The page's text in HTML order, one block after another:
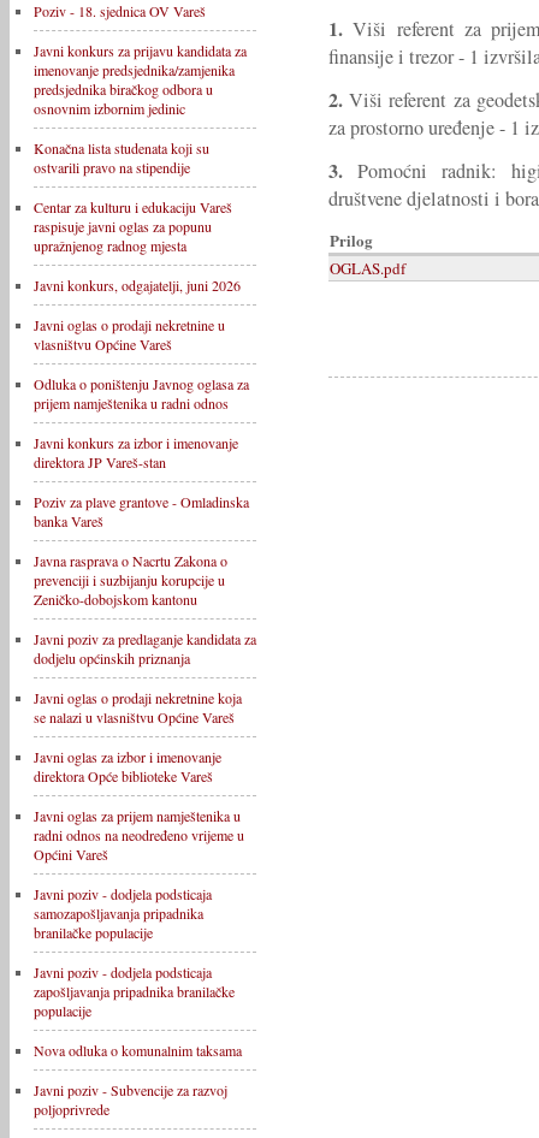
Poziv - 18. sjednica OV Vareš
Javni konkurs za prijavu kandidata za
imenovanje predsjednika/zamjenika
predsjednika biračkog odbora u
osnovnim izbornim jedinic
Konačna lista studenata koji su
ostvarili pravo na stipendije
Centar za kulturu i edukaciju Vareš
raspisuje javni oglas za popunu
upražnjenog radnog mjesta
Javni konkurs, odgajatelji, juni 2026
Javni oglas o prodaji nekretnine u
vlasništvu Općine Vareš
Odluka o poništenju Javnog oglasa za
prijem namještenika u radni odnos
Javni konkurs za izbor i imenovanje
direktora JP Vareš-stan
Poziv za plave grantove - Omladinska
banka Vareš
Javna rasprava o Nacrtu Zakona o
prevenciji i suzbijanju korupcije u
Zeničko-dobojskom kantonu
Javni poziv za predlaganje kandidata za
dodjelu općinskih priznanja
Javni oglas o prodaji nekretnine koja
se nalazi u vlasništvu Općine Vareš
Javni oglas za izbor i imenovanje
direktora Opće biblioteke Vareš
Javni oglas za prijem namještenika u
radni odnos na neodređeno vrijeme u
Općini Vareš
Javni poziv - dodjela podsticaja
samozapošljavanja pripadnika
branilačke populacije
Javni poziv - dodjela podsticaja
zapošljavanja pripadnika branilačke
populacije
Nova odluka o komunalnim taksama
Javni poziv - Subvencije za razvoj
poljoprivrede
1. Viši referent za
finansije i trezor - 1
2. Viši referent za
za prostorno uređenje - 1
3. Pomoćni radnik:
društvene djelatnosti i
Prilog
OGLAS.pdf